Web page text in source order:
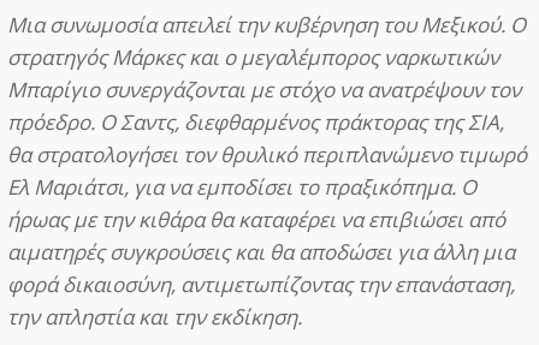
Μια συνωμοσία απειλεί την κυβέρνηση του Μεξικού. Ο
στρατηγός Μάρκες και ο μεγαλέμπορος ναρκωτικών
Μπαρίγιο συνεργάζονται με στόχο να ανατρέψουν τον
πρόεδρο. Ο Σαντς, διεφθαρμένος πράκτορας της ΣΙΑ,
θα στρατολογήσει τον θρυλικό περιπλανώμενο τιμωρό
Ελ Μαριάτσι, για να εμποδίσει το πραξικόπημα. Ο
ήρωας με την κιθάρα θα καταφέρει να επιβιώσει από
αιματηρές συγκρούσεις και θα αποδώσει για άλλη μια
φορά δικαιοσύνη, αντιμετωπίζοντας την επανάσταση,
την απληστία και την εκδίκηση.